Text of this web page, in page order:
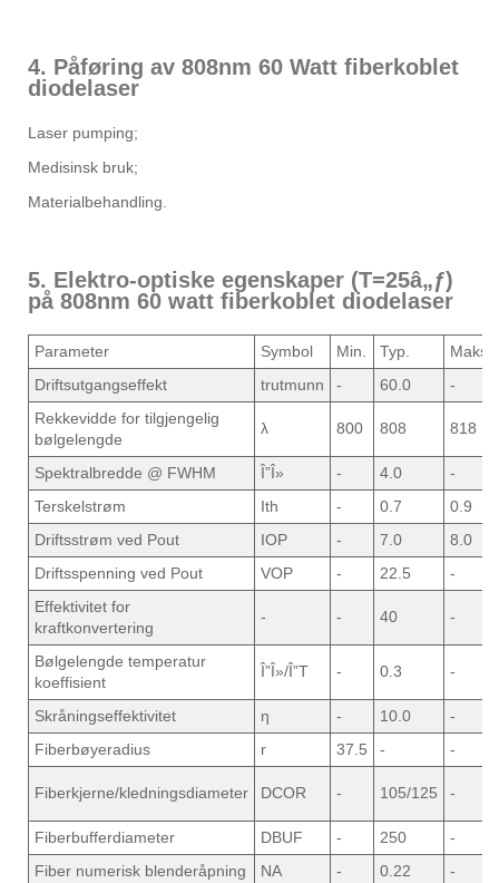
4. Påføring av 808nm 60 Watt fiberkoblet
diodelaser
Laser pumping;
Medisinsk bruk;
Materialbehandling.
5. Elektro-optiske egenskaper (T=25â„ƒ)
på 808nm 60 watt fiberkoblet diodelaser
Parameter Symbol Min. Typ.
Maks.
Driftsutgangseffekt
trutmunn - 60.0
-
Rekkevidde for tilgjengelig
bølgelengde
λ 800 808 818
Spektralbredde @ FWHM Î”Î» - 4.0
-
Terskelstrøm
Ith - 0.7
0.9
Driftsstrøm ved Pout
IOP - 7.0
8.0
Driftsspenning ved Pout
VOP - 22.5
-
Effektivitet for
kraftkonvertering
- - 40 -
Bølgelengde temperatur
koeffisient
Î”Î»/Î”T - 0.3 -
Skråningseffektivitet η - 10.0
-
Fiberbøyeradius
r 37.5 - -
Fiberkjerne/kledningsdiameter DCOR - 105/125 -
Fiberbufferdiameter DBUF - 250
-
Fiber numerisk blenderåpning
NA - 0.22 -